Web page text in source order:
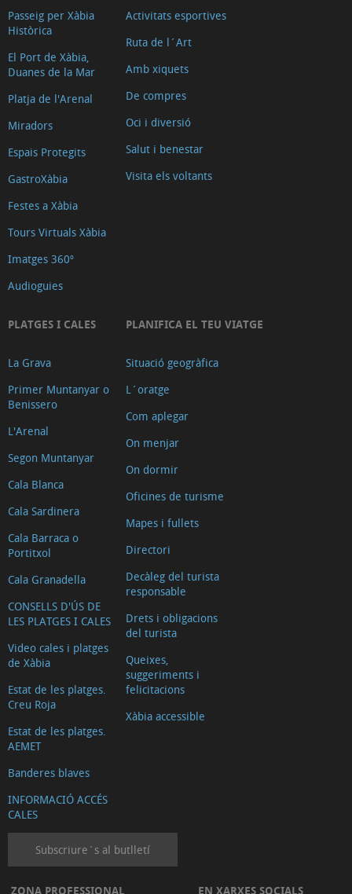
Passeig per Xàbia
Històrica
El Port de Xàbia,
Duanes de la Mar
Platja de l'Arenal
Miradors
Espais Protegits
GastroXàbia
Festes a Xàbia
Tours Virtuals Xàbia
Imatges 360º
Audioguies
Activitats esportives
Ruta de l´Art
Amb xiquets
De compres
Oci i diversió
Salut i benestar
Visita els voltants
PLATGES I CALES
La Grava
Primer Muntanyar o
Benissero
L'Arenal
Segon Muntanyar
Cala Blanca
Cala Sardinera
Cala Barraca o
Portitxol
Cala Granadella
CONSELLS D'ÚS DE
LES PLATGES I CALES
Video cales i platges
de Xàbia
Estat de les platges.
Creu Roja
Estat de les platges.
AEMET
Banderes blaves
INFORMACIÓ ACCÉS
CALES
PLANIFICA EL TEU VIATGE
Situació geogràfica
L´oratge
Com aplegar
On menjar
On dormir
Oficines de turisme
Mapes i fullets
Directori
Decàleg del turista
responsable
Drets i obligacions
del turista
Queixes,
suggeriments i
felicitacions
Xàbia accessible
Subscriure´s al butlletí
ZONA PROFESSIONAL EN XARXES SOCIALS